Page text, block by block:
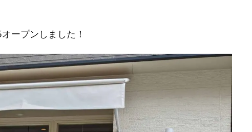
ープンしました！